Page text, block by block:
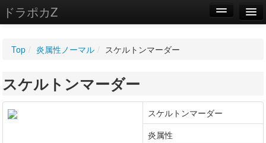
ドラポカZ
WIKI
設定
Top / 炎属性ノーマル / スケルトンマーダー
スケルトンマーダー
スケルトンマーダー
炎属性